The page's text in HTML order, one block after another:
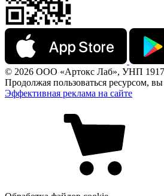
© 2026 ООО «Артокс Лаб», УНП
Продолжая пользоваться ресурсом,
Эффективная реклама на сайте